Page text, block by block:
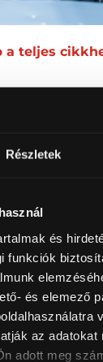
Részletek
és
funkciók
és elemező
az adatokat
adott meg
a teljes
és
képest.
eltér a több
vagy a
sorozatunk
az
illetve ezek
a